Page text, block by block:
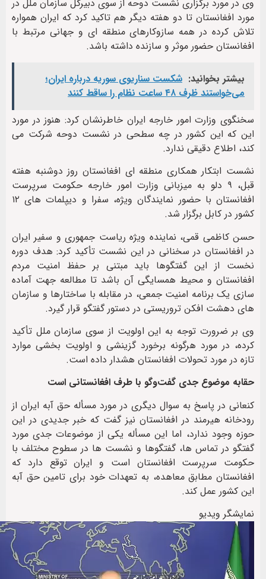
وی در مورد برگزاری نشست دوحه از سوی دبیرکل سازمان ملل در
مورد افغانستان تا دو هفته دیگر هم تاکید کرد که ایران همواره
تلاش کرده در همه سازوکارهای منطقه ای و جهانی مرتبط با
افغانستان حضور موثر و سازنده داشته باشد.
بیشتر بخوانید: شکست سناریوی سوریه درباره ایران؛
می‌خواستند ظرف ۴۸ ساعت نظام را ساقط کنند
سخنگوی وزارت امور خارجه ایران خاطرنشان کرد: هنوز در مورد
این که این کشور در چه سطحی در نشست دوحه شرکت می
کند، اطلاع دقیقی ندارد.
نشست ابتکار همکاری منطقه ای افغانستان روز دوشنبه هفته
قبل، ۹ دلو به میزبانی وزارت امور خارجه حکومت سرپرست
افغانستان با حضور نمایندگان ویژه، سفرا و دیپلمات های ۱۲
کشور در کابل برگزار شد.
حسن کاظمی قمی، نماینده ویژه ریاست جمهوری و سفیر ایران
در افغانستان در سخنانی در این نشست تأکید کرد: هدف دوره
نخست از این گفتگوها باید مبتنی بر حفظ امنیت مردم
افغانستان و محیط همسایگی آن باشد تا مطالعه جهت آماده
سازی یک برنامه امنیت جمعی، در مقابله با ساختارها و سازمان
های دهشت افکن تروریستی در دستور گفتگو قرار گیرد.
وی بر ضرورت توجه به این اولویت از سوی سازمان ملل تأکید
کرده، در مورد هرگونه برخورد گزینشی و اولویت بخشی موارد
تازه در مورد تحولات افغانستان هشدار داده است.
حقابه موضوع جدی گفت‌وگو با طرف افغانستانی است
کنعانی در پاسخ به سوال دیگری در مورد مسأله حق آبه ایران از
رودخانه هیرمند در افغانستان نیز گفت که خبر جدیدی در این
حوزه وجود ندارد، اما این مسأله یکی از موضوعات جدی مورد
گفتگو در تماس ها، گفتگوها و نشست ها در سطوح مختلف با
حکومت سرپرست افغانستان است و ایران توقع دارد که
افغانستان مطابق معاهده، به تعهدات خود برای تامین حق آبه
این کشور عمل کند.
نمایشگر ویدیو